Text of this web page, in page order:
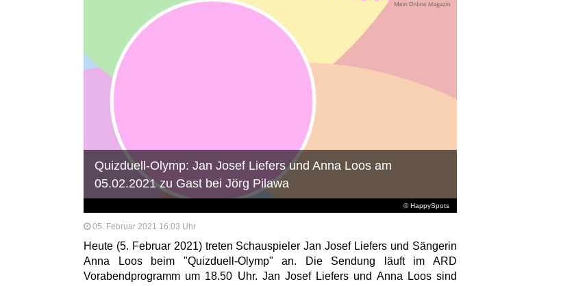
© HappySpots
Quizduell-Olymp: Jan Josef Liefers und Anna Loos am
05.02.2021 zu Gast bei Jörg Pilawa
05. Februar 2021 16:03 Uhr
Heute (5. Februar 2021) treten Schauspieler Jan Josef Liefers und Sängerin
Anna Loos beim "Quizduell-Olymp" an. Die Sendung läuft im ARD
Vorabendprogramm um 18.50 Uhr. Jan Josef Liefers und Anna Loos sind